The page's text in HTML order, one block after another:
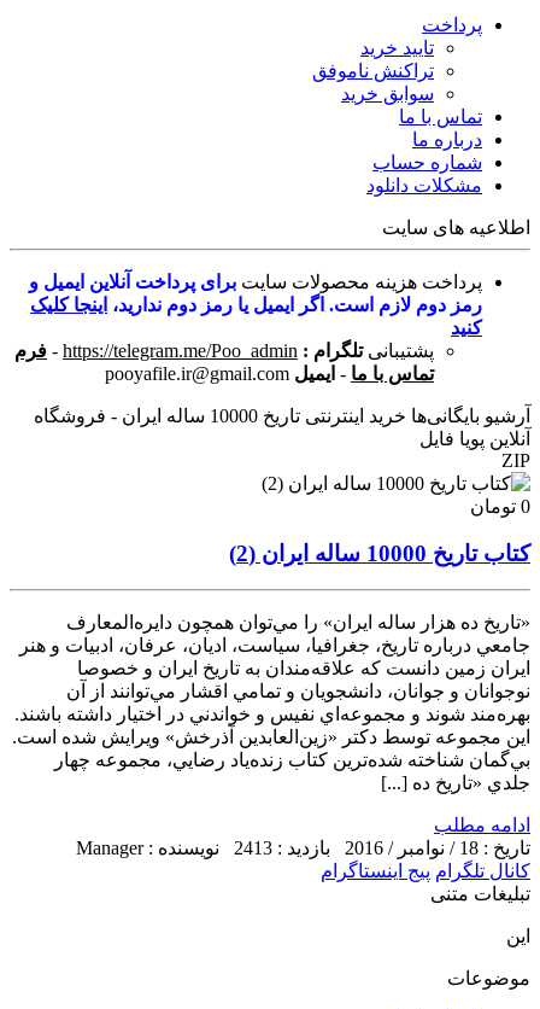
پرداخت
تایید خرید
تراکنش ناموفق
سوابق خرید
تماس با ما
درباره ما
شماره حساب
مشکلات دانلود
اطلاعیه های سایت
پرداخت هزینه محصولات سایت برای پرداخت آنلاین ایمیل و
رمز دوم لازم است. اگر ایمیل یا رمز دوم ندارید، اینجا کلیک
کنید
پشتیبانی تلگرام : https://telegram.me/Poo_admin
- فرم
تماس با ما - ایمیل pooyafile.ir@gmail.com
آرشیو بایگانی‌ها خرید اینترنتی تاریخ 10000 ساله ایران - فروشگاه
آنلاین پویا فایل
ZIP
0 تومان
کتاب تاریخ 10000 ساله ایران (2)
«تاريخ ده هزار ساله ايران» را مي‌توان همچون دايره‌المعارف
جامعي درباره تاريخ، جغرافيا، سياست، اديان، عرفان، ادبيات و هنر
ايران زمين دانست كه علاقه‌مندان به تاريخ ايران و خصوصا
نوجوانان و جوانان، دانشجويان و تمامي اقشار مي‌توانند از آن
بهره‌مند شوند و مجموعه‌اي نفيس و خواندني در اختيار داشته باشند.
اين مجموعه توسط دكتر «زين‌العابدين آذرخش» ويرايش شده است.
بي‌گمان شناخته شده‌ترين كتاب زنده‌ياد رضايي، مجموعه چهار
جلدي «تاريخ ده [...]
ادامه مطلب
تاریخ : 18 / نوامبر / 2016
بازدید : 2413
نویسنده : Manager
کانال تلگرام پیج اینستاگرام
تبلیغات متنی
این
موضوعات